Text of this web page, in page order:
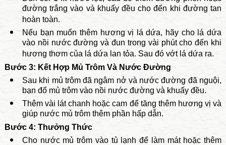
đường trắng vào và khuấy đều cho đến khi đường tan
hoàn toàn.
Nếu bạn muốn thêm hương vị lá dứa, hãy cho lá dứa
vào nồi nước đường và đun trong vài phút cho đến khi
hương thơm của lá dứa lan tỏa. Sau đó vớt lá dứa ra.
Bước 3: Kết Hợp Mủ Trôm Và Nước Đường
Sau khi mủ trôm đã ngâm nở và nước đường đã nguội,
bạn đổ mủ trôm vào nồi nước đường và khuấy đều.
Thêm vài lát chanh hoặc cam để tăng thêm hương vị và
giúp nước mủ trôm thêm phần hấp dẫn.
Bước 4: Thưởng Thức
Cho nước mủ trôm vào tủ lạnh để làm mát hoặc thêm